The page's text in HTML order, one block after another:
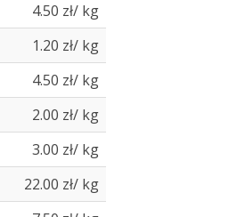
4.50 zł/ kg
1.20 zł/ kg
4.50 zł/ kg
2.00 zł/ kg
3.00 zł/ kg
22.00 zł/ kg